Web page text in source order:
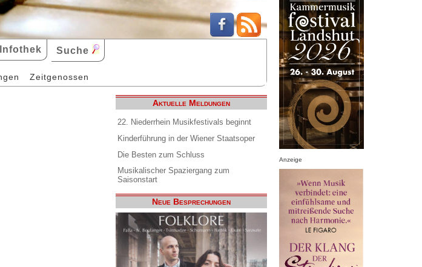
Infothek Suche
Zeitgenossen
Aktuelle Meldungen
22. Niederrhein Musikfestivals beginnt
Kinderführung in der Wiener Staatsoper
Die Besten zum Schluss
Musikalischer Spaziergang zum
Saisonstart
Neue Besprechungen
Anzeige